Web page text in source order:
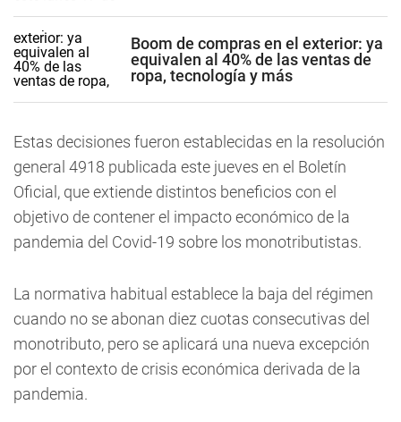
Boom de compras en el exterior: ya
equivalen al 40% de las ventas de
ropa, tecnología y más
Estas decisiones fueron establecidas en la resolución
general 4918 publicada este jueves en el Boletín
Oficial, que extiende distintos beneficios con el
objetivo de contener el impacto económico de la
pandemia del Covid-19 sobre los monotributistas.
La normativa habitual establece la baja del régimen
cuando no se abonan diez cuotas consecutivas del
monotributo, pero se aplicará una nueva excepción
por el contexto de crisis económica derivada de la
pandemia.